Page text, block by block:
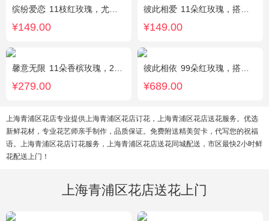
缤纷爱恋 11枝红玫瑰，尤加利叶搭配
¥149.00
彼此相爱 11朵红玫瑰，搭配适量满天星、叶上黄金。
¥149.00
馨意无限 11朵香槟玫瑰，2枝多头白色百合，白色洋桔梗、绿叶
¥279.00
彼此相依 99朵红玫瑰，搭配适量石竹梅。
¥689.00
上海青浦区花店专业提供上海青浦区花店订花，上海青浦区花店送花服务。优选
新鲜花材，专业花艺师亲手制作，品质保证。免费附送精美贺卡，代写您的祝福
语。上海青浦区花店订花服务，上海青浦区花店送花同城配送，市区最快2小时鲜
花配送上门！
上海青浦区花店送花上门